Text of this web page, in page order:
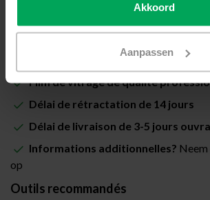
Akkoord
Aanpassen
Ajouter au panier
Film de vitrage de qualité
Délai de rétractation de 14 jours
Délai de livraison de 3-5 jours
Informations additionnelles?
op
Outils recommandés